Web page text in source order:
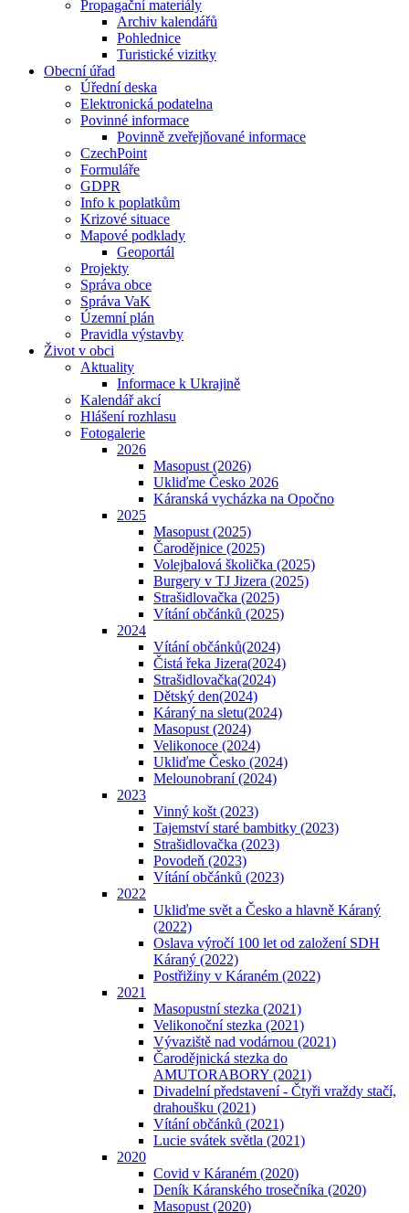
Propagační materiály
Archiv kalendářů
Pohlednice
Turistické vizitky
Obecní úřad
Úřední deska
Elektronická podatelna
Povinné informace
Povinně zveřejňované informace
CzechPoint
Formuláře
GDPR
Info k poplatkům
Krizové situace
Mapové podklady
Geoportál
Projekty
Správa obce
Správa VaK
Územní plán
Pravidla výstavby
Život v obci
Aktuality
Informace k Ukrajině
Kalendář akcí
Hlášení rozhlasu
Fotogalerie
2026
Masopust (2026)
Ukliďme Česko 2026
Káranská vycházka na Opočno
2025
Masopust (2025)
Čarodějnice (2025)
Volejbalová školička (2025)
Burgery v TJ Jizera (2025)
Strašidlovačka (2025)
Vítání občánků (2025)
2024
Vítání občánků(2024)
Čistá řeka Jizera(2024)
Strašidlovačka(2024)
Dětský den(2024)
Káraný na sletu(2024)
Masopust (2024)
Velikonoce (2024)
Ukliďme Česko (2024)
Melounobraní (2024)
2023
Vinný košt (2023)
Tajemství staré bambitky (2023)
Strašidlovačka (2023)
Povodeň (2023)
Vítání občánků (2023)
2022
Ukliďme svět a Česko a hlavně Káraný
(2022)
Oslava výročí 100 let od založení SDH
Káraný (2022)
Postřižiny v Káraném (2022)
2021
Masopustní stezka (2021)
Velikonoční stezka (2021)
Vývaziště nad vodárnou (2021)
Čarodějnická stezka do
AMUTORABORY (2021)
Divadelní představení - Čtyři vraždy stačí,
drahoušku (2021)
Vítání občánků (2021)
Lucie svátek světla (2021)
2020
Covid v Káraném (2020)
Deník Káranského trosečníka (2020)
Masopust (2020)